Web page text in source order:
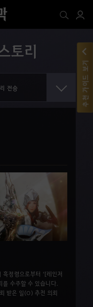
토리
정령으로부터 ‘[레인저
를 수주할 수 있습니다.
받은 일(O) 추천 의뢰
추천 가이드 보기